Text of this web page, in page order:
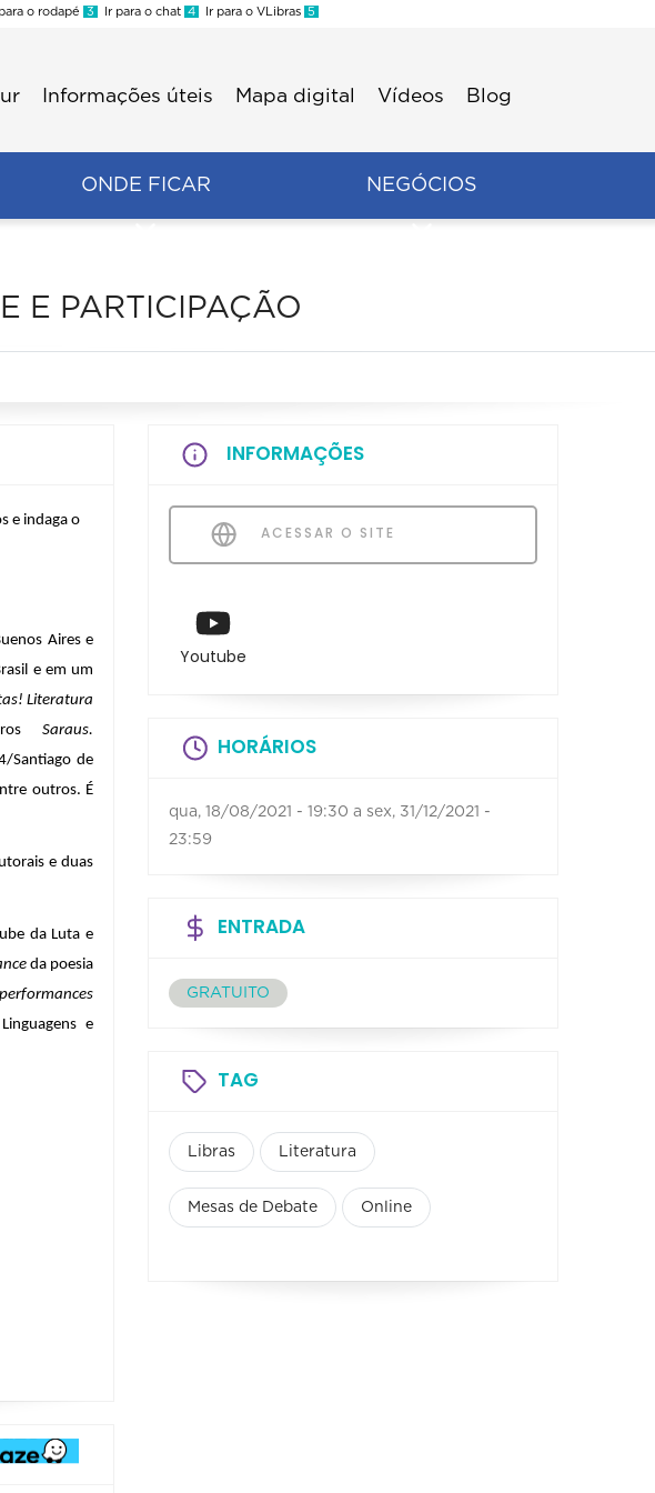
o rodapé 3 Ir para o chat 4 Ir para o VLibras 5
Informações úteis Mapa digital Vídeos Blog
ONDE FICAR NEGÓCIOS
E PARTICIPAÇÃO
e indaga o
Aires e
e em um
Literatura
Saraus.
Santiago de
outros. É
e duas
da Luta e
da poesia
performances
e
INFORMAÇÕES
ACESSAR O SITE
Youtube
HORÁRIOS
qua, 18/08/2021 - 19:30 a sex, 31/12/2021 -
23:59
ENTRADA
GRATUITO
TAG
Libras Literatura
Mesas de Debate Online